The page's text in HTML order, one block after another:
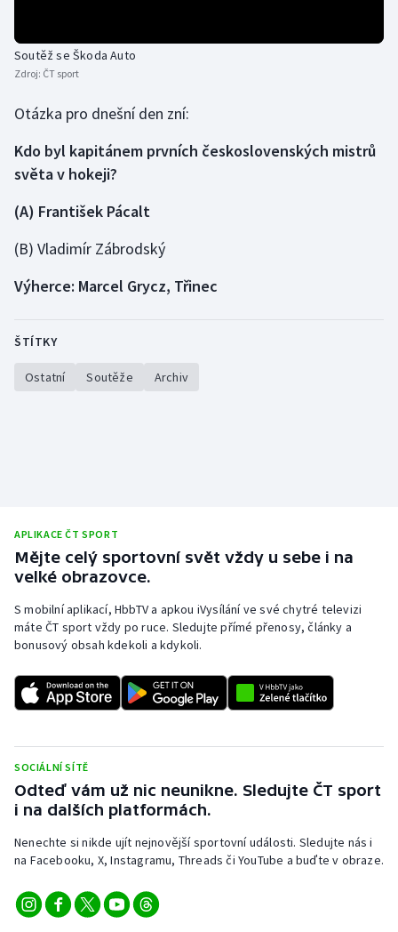
Krasobruslení
Moderní pětiboj
Motorsport
Plavání
Short track
Sportovní střelba
Stolní tenis
Triatlon
Vodní slalom
Volejbal
Ostatní
Soutěž se Škoda Auto
Zdroj: ČT sport
Otázka pro dnešní den zní:
Kdo byl kapitánem prvních československých mistrů
světa v hokeji?
(A) František Pácalt
(B) Vladimír Zábrodský
Výherce: Marcel Grycz, Třinec
ŠTÍTKY
Ostatní Soutěže Archiv
APLIKACE ČT SPORT
Mějte celý sportovní svět vždy u sebe i na
velké obrazovce.
S mobilní aplikací, HbbTV a apkou iVysílání ve své chytré televizi
máte ČT sport vždy po ruce. Sledujte přímé přenosy, články a
bonusový obsah kdekoli a kdykoli.
SOCIÁLNÍ SÍTĚ
Odteď vám už nic neunikne. Sledujte ČT sport
i na dalších platformách.
Nenechte si nikde ujít nejnovější sportovní události. Sledujte nás i
na Facebooku, X, Instagramu, Threads či YouTube a buďte v obraze.